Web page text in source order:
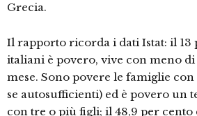
Grecia.
Il rapporto ricorda i dati Istat: il 13
italiani è povero, vive con meno
mese. Sono povere le famiglie
se autosufficienti) ed è povero un
con tre o più figli; il 48,9 per cento